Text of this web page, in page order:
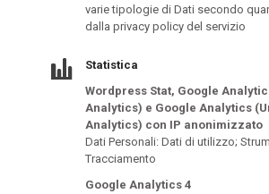
varie tipologie di Dati secondo
dalla privacy policy del servizio
Statistica
Wordpress Stat, Google
Analytics) e Google Analytics
Analytics) con IP anonimizzato
Dati Personali: Dati di utilizzo;
Tracciamento
Google Analytics 4